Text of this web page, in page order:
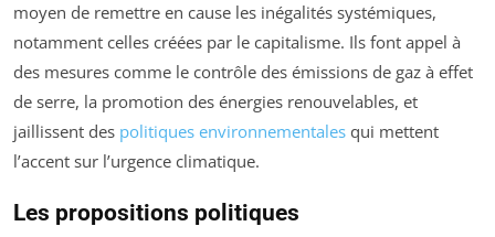
moyen de remettre en cause les inégalités systémiques,
notamment celles créées par le capitalisme. Ils font appel à
des mesures comme le contrôle des émissions de gaz à effet
de serre, la promotion des énergies renouvelables, et
jaillissent des politiques environnementales qui mettent
l’accent sur l’urgence climatique.
Les propositions politiques